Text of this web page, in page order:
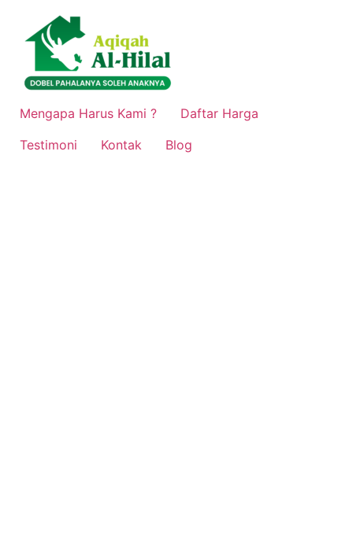
konten
Mengapa Harus Kami ?
Daftar Harga
Testimoni
Kontak Blog